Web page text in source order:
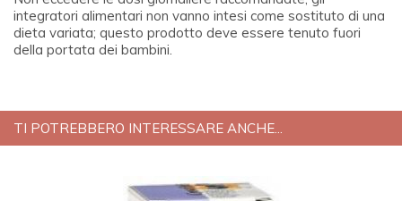
integratori alimentari non vanno intesi come sostituto di una
dieta variata; questo prodotto deve essere tenuto fuori
della portata dei bambini.
TI POTREBBERO INTERESSARE ANCHE...